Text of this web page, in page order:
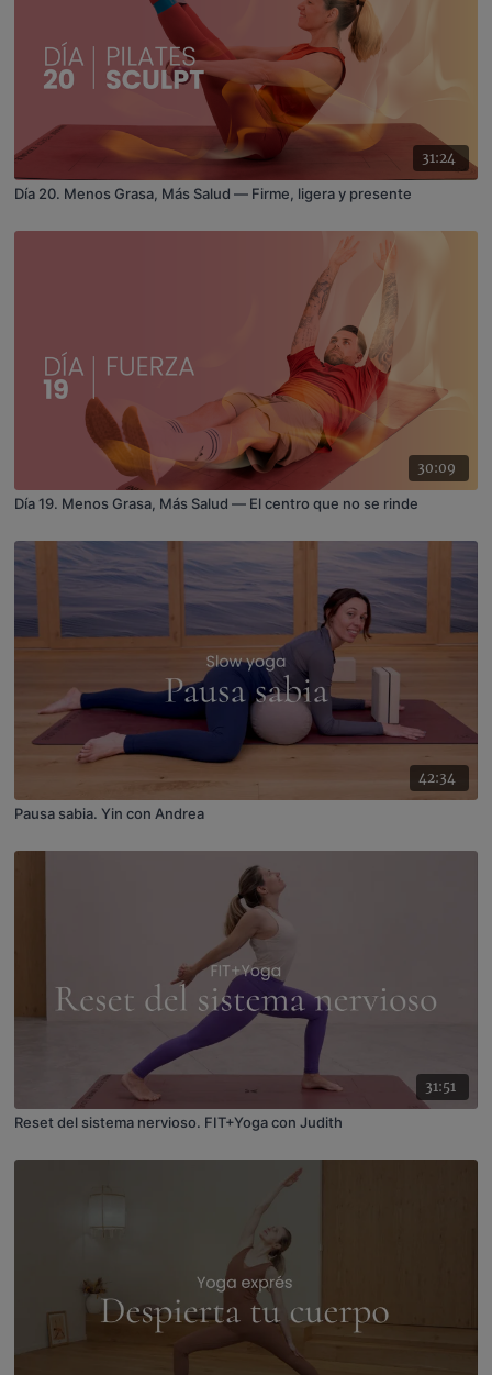
31:24
Día 20. Menos Grasa, Más Salud — Firme, ligera y presente
30:09
Día 19. Menos Grasa, Más Salud — El centro que no se rinde
42:34
Pausa sabia. Yin con Andrea
31:51
Reset del sistema nervioso. FIT+Yoga con Judith